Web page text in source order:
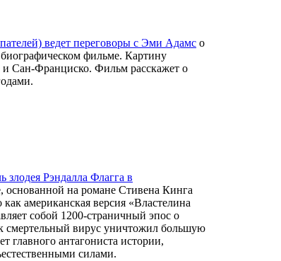
ведет переговоры с Эми Адамс о
фильме. Картину
Сан-Франциско. Фильм расскажет о
Рэндалла Флагга в
основанной на романе Стивена Кинга
американская версия «Властелина
собой 1200-страничный эпос о
смертельный вирус уничтожил большую
главного антагониста истории,
силами.